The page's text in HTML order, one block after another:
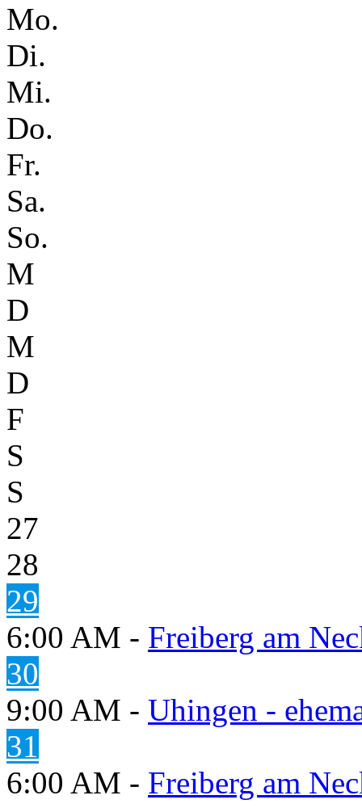
Mo.
Di.
Mi.
Do.
Fr.
Sa.
So.
M
D
M
D
F
S
S
27
28
29
6:00 AM - Freiberg am
30
9:00 AM - Uhingen -
31
6:00 AM - Freiberg am